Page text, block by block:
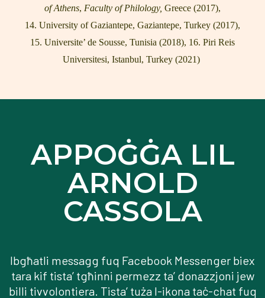
of Athens, Faculty of Philology, Greece (2017),
14. University of Gaziantepe, Gaziantepe, Turkey (2017),
15. Universite’ de Sousse, Tunisia (2018), 16. Piri Reis
Universitesi, Istanbul, Turkey (2021)
APPOĠĠA LIL
ARNOLD
CASSOLA
Ibgħatli messagg fuq Facebook Messenger biex
tara kif tista’ tgħinni permezz ta’ donazzjoni jew
billi tivvolontiera. Tista’ tuża l-ikona taċ-chat fuq